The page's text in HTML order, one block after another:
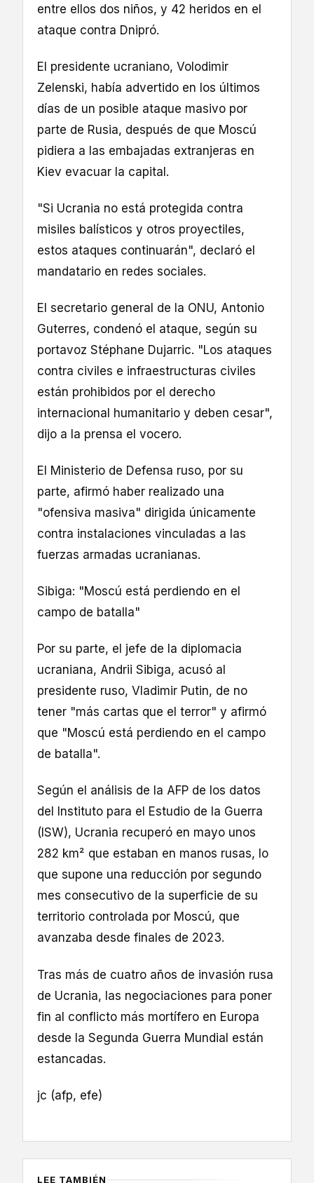
entre ellos dos niños, y 42 heridos en el
ataque contra Dnipró.
El presidente ucraniano, Volodimir
Zelenski, había advertido en los últimos
días de un posible ataque masivo por
parte de Rusia, después de que Moscú
pidiera a las embajadas extranjeras en
Kiev evacuar la capital.
"Si Ucrania no está protegida contra
misiles balísticos y otros proyectiles,
estos ataques continuarán", declaró el
mandatario en redes sociales.
El secretario general de la ONU, Antonio
Guterres, condenó el ataque, según su
portavoz Stéphane Dujarric. "Los ataques
contra civiles e infraestructuras civiles
están prohibidos por el derecho
internacional humanitario y deben cesar",
dijo a la prensa el vocero.
El Ministerio de Defensa ruso, por su
parte, afirmó haber realizado una
"ofensiva masiva" dirigida únicamente
contra instalaciones vinculadas a las
fuerzas armadas ucranianas.
Sibiga: "Moscú está perdiendo en el
campo de batalla"
Por su parte, el jefe de la diplomacia
ucraniana, Andrii Sibiga, acusó al
presidente ruso, Vladimir Putin, de no
tener "más cartas que el terror" y afirmó
que "Moscú está perdiendo en el campo
de batalla".
Según el análisis de la AFP de los datos
del Instituto para el Estudio de la Guerra
(ISW), Ucrania recuperó en mayo unos
282 km² que estaban en manos rusas, lo
que supone una reducción por segundo
mes consecutivo de la superficie de su
territorio controlada por Moscú, que
avanzaba desde finales de 2023.
Tras más de cuatro años de invasión rusa
de Ucrania, las negociaciones para poner
fin al conflicto más mortífero en Europa
desde la Segunda Guerra Mundial están
estancadas.
jc (afp, efe)
LEE TAMBIÉN